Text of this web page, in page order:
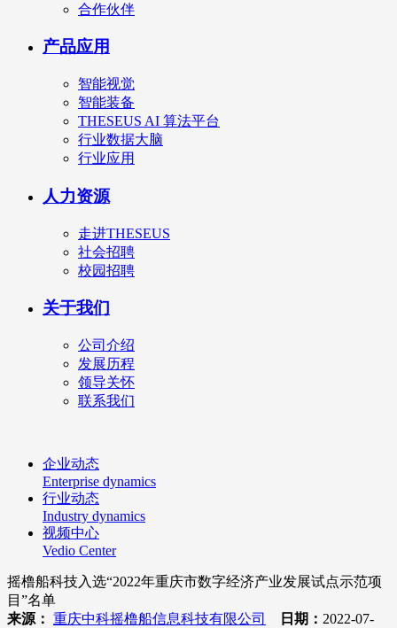
合作伙伴
产品应用
智能视觉
智能装备
THESEUS AI 算法平台
行业数据大脑
行业应用
人力资源
走进THESEUS
社会招聘
校园招聘
关于我们
公司介绍
发展历程
领导关怀
联系我们
企业动态
Enterprise dynamics
行业动态
Industry dynamics
视频中心
Vedio Center
摇橹船科技入选“2022年重庆市数字经济产业发展试点示范项
目”名单
来源： 重庆中科摇橹船信息科技有限公司 日期： 2022-07-